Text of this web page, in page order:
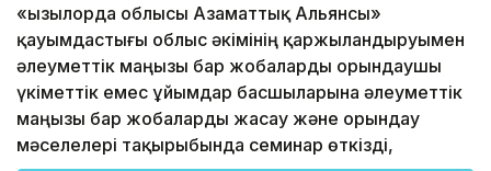
«Қызылорда облысы Азаматтық Альянсы»
қауымдастығы облыс әкімінің қаржыландыруымен
әлеуметтік маңызы бар жобаларды орындаушы
үкіметтік емес ұйымдар басшыларына әлеуметтік
маңызы бар жобаларды жасау және орындау
мәселелері тақырыбында семинар өткізді,